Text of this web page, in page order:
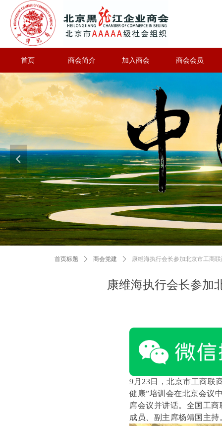
首页 商会简介 加入商会 商会会员
넳
康维海执行会长参加
首页标题 ꄲ 商会党建 ꄲ 康维海执行会长参加北京市工商
9月23日，北京市工商联
健康”培训会在北京会议
席会议并讲话。全国工
成员、副主席杨靖国主持